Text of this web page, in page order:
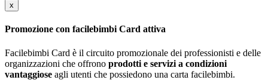
x
Promozione con facilebimbi Card attiva
Facilebimbi Card è il circuito promozionale dei professionisti e delle
organizzazioni che offrono prodotti e servizi a condizioni
vantaggiose agli utenti che possiedono una carta facilebimbi.